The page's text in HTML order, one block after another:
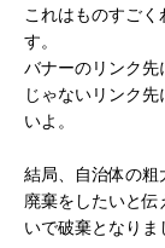
これはものすご
す。
バナーのリンク
じゃないリンク
いよ。
結局、自治体の粗
廃棄をしたいと
いで破棄となりま